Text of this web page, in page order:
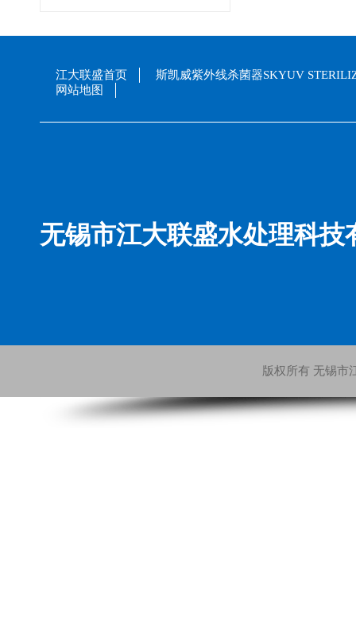
江大联盛首页
斯凯威紫外线杀菌器SKYUV
网站地图
无锡市江大联盛水处理科技
版权所有 无锡市